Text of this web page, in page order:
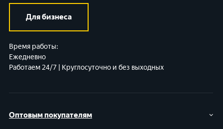
Оптовым покупателям
Для бизнеса
Время работы:
Ежедневно
Работаем 24/7 | Круглосуточно и без выходных